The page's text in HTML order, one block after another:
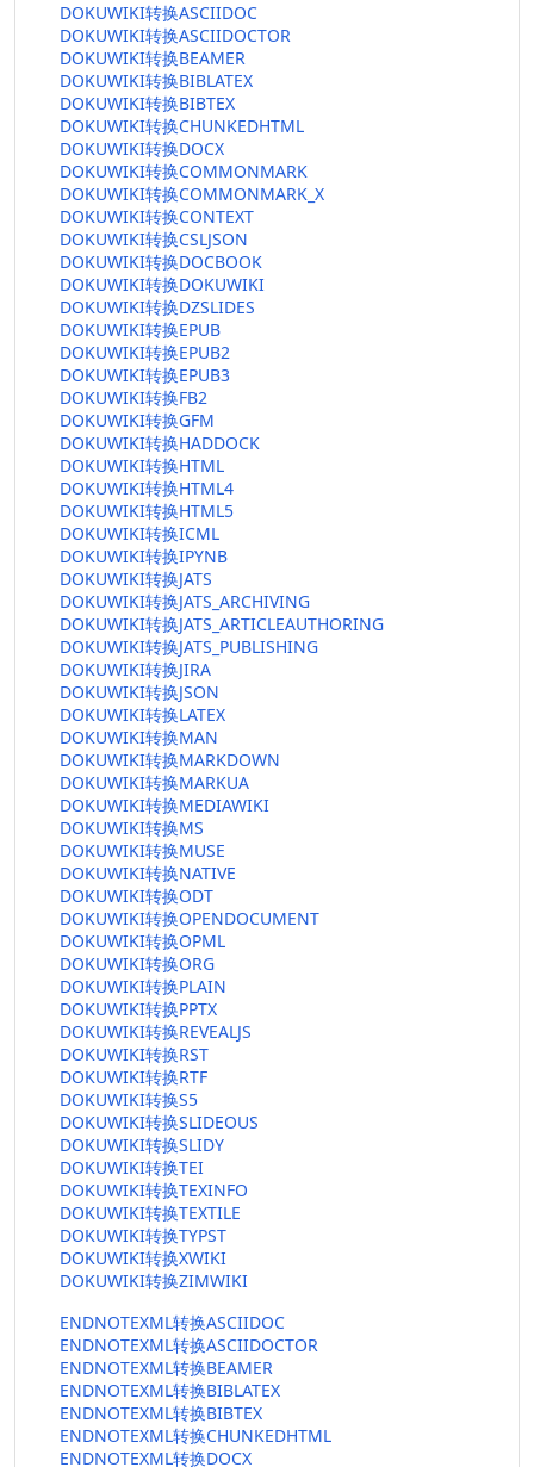
DOKUWIKI转换ASCIIDOC
DOKUWIKI转换ASCIIDOCTOR
DOKUWIKI转换BEAMER
DOKUWIKI转换BIBLATEX
DOKUWIKI转换BIBTEX
DOKUWIKI转换CHUNKEDHTML
DOKUWIKI转换DOCX
DOKUWIKI转换COMMONMARK
DOKUWIKI转换COMMONMARK_X
DOKUWIKI转换CONTEXT
DOKUWIKI转换CSLJSON
DOKUWIKI转换DOCBOOK
DOKUWIKI转换DOKUWIKI
DOKUWIKI转换DZSLIDES
DOKUWIKI转换EPUB
DOKUWIKI转换EPUB2
DOKUWIKI转换EPUB3
DOKUWIKI转换FB2
DOKUWIKI转换GFM
DOKUWIKI转换HADDOCK
DOKUWIKI转换HTML
DOKUWIKI转换HTML4
DOKUWIKI转换HTML5
DOKUWIKI转换ICML
DOKUWIKI转换IPYNB
DOKUWIKI转换JATS
DOKUWIKI转换JATS_ARCHIVING
DOKUWIKI转换JATS_ARTICLEAUTHORING
DOKUWIKI转换JATS_PUBLISHING
DOKUWIKI转换JIRA
DOKUWIKI转换JSON
DOKUWIKI转换LATEX
DOKUWIKI转换MAN
DOKUWIKI转换MARKDOWN
DOKUWIKI转换MARKUA
DOKUWIKI转换MEDIAWIKI
DOKUWIKI转换MS
DOKUWIKI转换MUSE
DOKUWIKI转换NATIVE
DOKUWIKI转换ODT
DOKUWIKI转换OPENDOCUMENT
DOKUWIKI转换OPML
DOKUWIKI转换ORG
DOKUWIKI转换PLAIN
DOKUWIKI转换PPTX
DOKUWIKI转换REVEALJS
DOKUWIKI转换RST
DOKUWIKI转换RTF
DOKUWIKI转换S5
DOKUWIKI转换SLIDEOUS
DOKUWIKI转换SLIDY
DOKUWIKI转换TEI
DOKUWIKI转换TEXINFO
DOKUWIKI转换TEXTILE
DOKUWIKI转换TYPST
DOKUWIKI转换XWIKI
DOKUWIKI转换ZIMWIKI
ENDNOTEXML转换ASCIIDOC
ENDNOTEXML转换ASCIIDOCTOR
ENDNOTEXML转换BEAMER
ENDNOTEXML转换BIBLATEX
ENDNOTEXML转换BIBTEX
ENDNOTEXML转换CHUNKEDHTML
ENDNOTEXML转换DOCX